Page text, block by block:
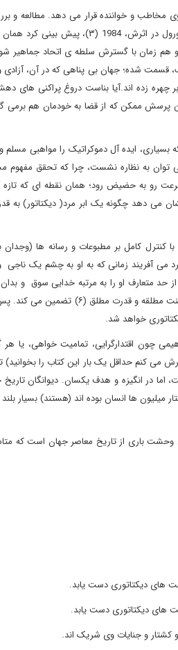
و خواننده قرار می دهد. مطالعه و
حکومتی این مستبدان، ما را با طرح این پرسش وا می دارد که آیا تصویر تیره و تاری که جورج
زمان با گسترش سلطه ی اتحاد جماهیر
قسمت شده؛ جهان بی پناهی که در آن،
زده اند.آیا بناست دروغ پراکنی های
پرسش ممکن که از قضا به خودمان هم
ایده آل دموکراتیک را مواهبی مسلم و
توان به نظاره نشست، چرا که تحقق مفهوم
رو به حضیض رود؛ همان نقطه ای که تازه
می دهد چگونه یک ابر مرد( دیکتاتور) به
کنترل کامل بر مطبوعات و رسانه ها (وجدان
می آفریند زمانی که به او به چشم یک ناجی
متعارف او را به مرتبه خدایی سوق و
سکوت (۴) و عدم پرسشگری و اطاعت بی چون و چرا (۵)، استمرار و تداوم دیکتاتور را بر
خواهد شد.
مفاهیمی چون اقتدارگرایی، تمامیت خواهی، یا
می کنم حداقل یک بار این کتاب را
در انگیزه و هدف یکسان. دیوانگان تاریخ
ها انسان بوده اند (هستند) بسیار بلند
وحشت باری از تاریخ معاصر جهان است که